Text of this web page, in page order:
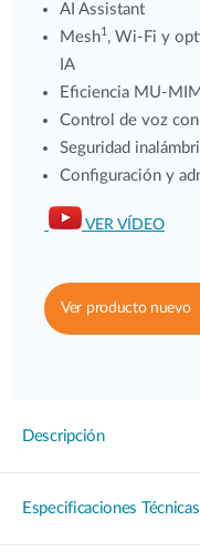
AI Assistant
Mesh1, Wi-Fi y
IA
Eficiencia MU-
Control de voz
Seguridad
Configuración y
VER VÍDEO
Ver producto nuevo
Descripción
Especificaciones Técnicas